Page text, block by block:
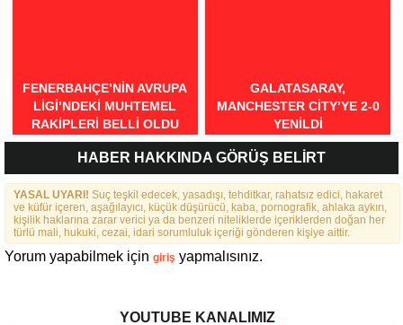
FENERBAHÇE’NIN AVRUPA
LIGI’NDEKI MUHTEMEL
RAKIPLERI BELLI OLDU
GALATASARAY,
MANCHESTER CITY’YE 2-0
YENILDI
HABER HAKKINDA GÖRÜŞ BELİRT
YASAL UYARI! Suç teşkil edecek, yasadışı, tehditkar, rahatsız edici, hakaret
ve küfür içeren, aşağılayıcı, küçük düşürücü, kaba, pornografik, ahlaka aykırı,
kişilik haklarına zarar verici ya da benzeri niteliklerde içeriklerden doğan her
türlü mali, hukuki, cezai, idari sorumluluk içeriği gönderen kişiye aittir.
Yorum yapabilmek için giriş yapmalısınız.
YOUTUBE KANALIMIZ